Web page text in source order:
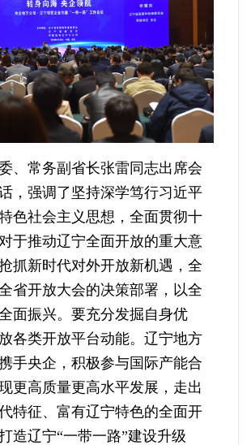
常务副省长张雷同志出席会
，强调了坚持深学笃行习近平
色社会主义思想，全面贯彻十
于推动辽宁全面开放的重大意
抓新时代对外开放新机遇，全
省开放大会的决策部署，以全
面振兴。要充分发掘自身优
各类开放平台动能。辽宁地方
手央企，积极参与国际产能合
更高质量更高水平发展，走出
特征、富有辽宁特色的全面开
造辽宁“一带一路”建设升级